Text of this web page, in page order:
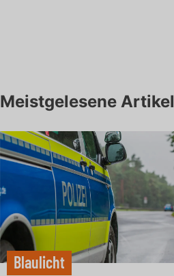
Meistgelesene Artikel
Blaulicht